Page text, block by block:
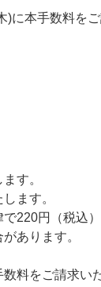
に本手数料をご
す。
ます。
220円（税込）
あります。
料をご請求い